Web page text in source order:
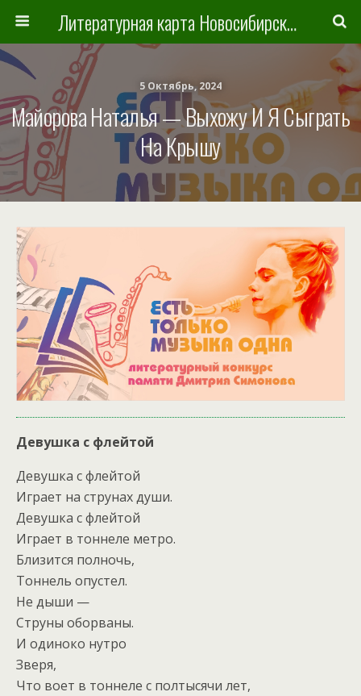
Литературная карта Новосибирска и Новосибирской области
5 Октябрь, 2024
Майорова Наталья — Выхожу И Я Сыграть
На Крышу
Девушка с флейтой
Девушка с флейтой
Играет на струнах души.
Девушка с флейтой
Играет в тоннеле метро.
Близится полночь,
Тоннель опустел.
Не дыши —
Струны оборваны.
И одиноко нутро
Зверя,
Что воет в тоннеле с полтысячи лет,